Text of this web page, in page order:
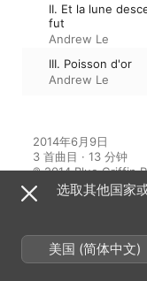
II. Et la lune
fut
Andrew Le
III. Poisson d'or
Andrew Le
2014年6月9日
3 首曲目 · 13 分钟
℗ 2014 Blue Griffin
来自专辑
选取其他国家
美国 (简体中文)